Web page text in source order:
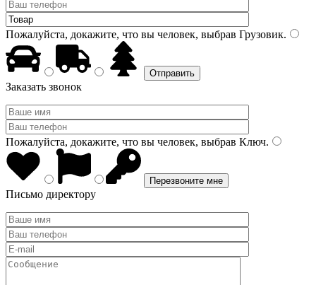
Пожалуйста, докажите, что вы человек, выбрав Грузовик.
Заказать звонок
Пожалуйста, докажите, что вы человек, выбрав Ключ.
Письмо директору